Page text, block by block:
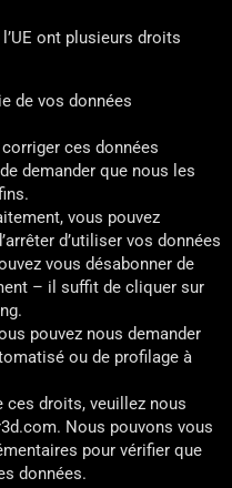
ont plusieurs droits
de vos données
ces données
demander que nous les
vous pouvez
d’utiliser vos données
vous désabonner de
– il suffit de cliquer sur
pouvez nous demander
ou de profilage à
ces droits, veuillez nous
Nous pouvons vous
pour vérifier que
données.